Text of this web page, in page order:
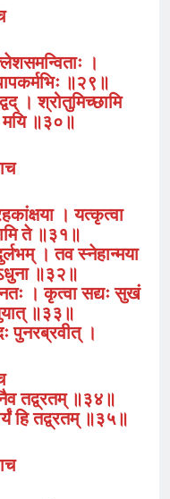
।
॥२९॥
। श्रोतुमिच्छामि
मयि ॥३०॥
। यत्कृत्वा
ते ॥३१॥
। तव स्नेहान्मया
॥३२॥
। कृत्वा सद्यः सुखं
॥३३॥
पुनरब्रवीत्‌ ।
तद्व्रतम्‌ ॥३४॥
हि तद्व्रतम्‌ ॥३५॥